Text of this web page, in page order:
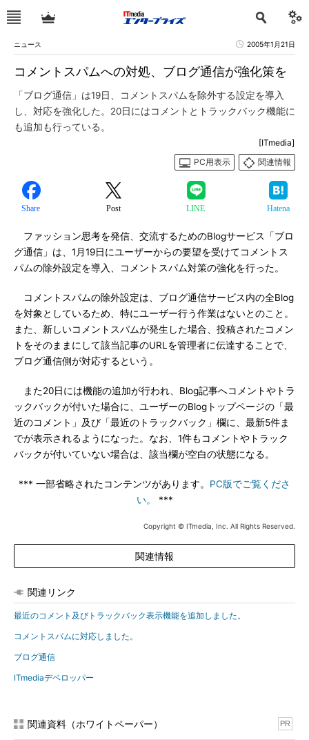
ニュース 2005年1月21日
コメントスパムへの対処、ブログ通信が強化策を
「ブログ通信」は19日、コメントスパムを除外する設定を導入
し、対応を強化した。20日にはコメントとトラックバック機能に
も追加も行っている。
[ITmedia]
PC用表示
関連情報
Share Post LINE Hatena
ファッション思考を発信、交流するためのBlogサービス「ブロ
グ通信」は、1月19日にユーザーからの要望を受けてコメントス
パムの除外設定を導入、コメントスパム対策の強化を行った。
コメントスパムの除外設定は、ブログ通信サービス内の全Blog
を対象としているため、特にユーザー行う作業はないとのこと。
また、新しいコメントスパムが発生した場合、投稿されたコメン
トをそのままにして該当記事のURLを管理者に伝達することで、
ブログ通信側が対応するという。
また20日には機能の追加が行われ、Blog記事へコメントやトラ
ックバックが付いた場合に、ユーザーのBlogトップページの「最
近のコメント」及び「最近のトラックバック」欄に、最新5件ま
でが表示されるようになった。なお、1件もコメントやトラック
バックが付いていない場合は、該当欄が空白の状態になる。
*** 一部省略されたコンテンツがあります。 PC版でご覧くださ
い。
***
Copyright © ITmedia, Inc. All Rights Reserved.
関連情報
関連リンク
最近のコメント及びトラックバック表示機能を追加しました。
コメントスパムに対応しました。
ブログ通信
ITmediaデベロッパー
関連資料（ホワイトペーパー） PR